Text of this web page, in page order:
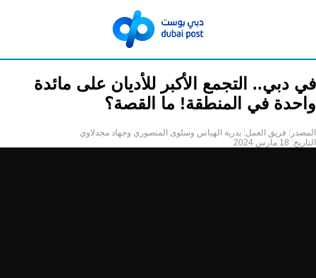
في دبي.. التجمع الأكبر للأديان على مائدة
واحدة في المنطقة! ما القصة؟
المصدر: فريق العمل: بدرية الهياس وسلوى المنصوري وجهاد مجدلاوي
التاريخ: 18 مارس 2024